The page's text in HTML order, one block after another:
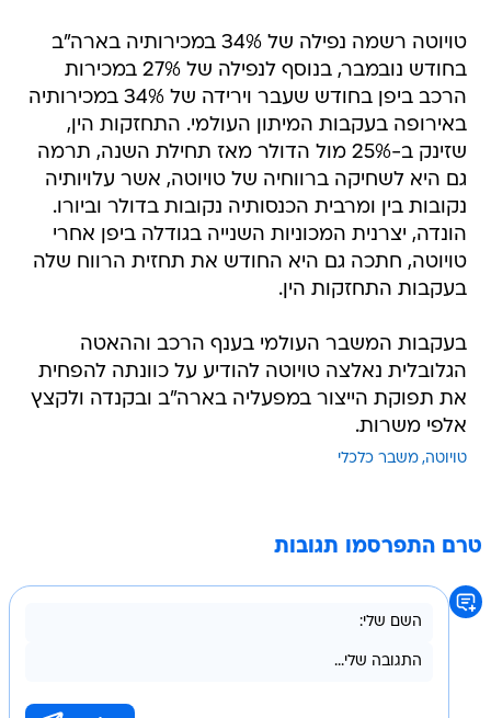
טויוטה רשמה נפילה של 34% במכירותיה בארה"ב
בחודש נובמבר, בנוסף לנפילה של 27% במכירות
הרכב ביפן בחודש שעבר וירידה של 34% במכירותיה
באירופה בעקבות המיתון העולמי. התחזקות הין,
שזינק ב-25% מול הדולר מאז תחילת השנה, תרמה
גם היא לשחיקה ברווחיה של טויוטה, אשר עלויותיה
נקובות בין ומרבית הכנסותיה נקובות בדולר וביורו.
הונדה, יצרנית המכוניות השנייה בגודלה ביפן אחרי
טויוטה, חתכה גם היא החודש את תחזית הרווח שלה
בעקבות התחזקות הין.
בעקבות המשבר העולמי בענף הרכב וההאטה
הגלובלית נאלצה טויוטה להודיע על כוונתה להפחית
את תפוקת הייצור במפעליה בארה"ב ובקנדה ולקצץ
אלפי משרות.
טויוטה משבר כלכלי
טרם התפרסמו תגובות